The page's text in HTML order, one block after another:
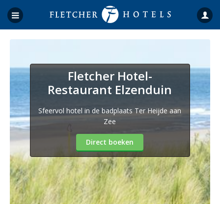
Fletcher Hotel-
Restaurant Elzenduin
Sfeervol hotel in de badplaats Ter Heijde aan
Zee
Direct boeken